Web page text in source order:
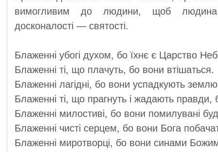
вимогливим до людини, щоб людина
досконалості — святості.
Блаженні убогі духом, бо їхнє є Царство
Блаженні ті, що плачуть, бо вони втішаться.
Блаженні лагідні, бо вони успадкують
Блаженні ті, що прагнуть і жадають
Блаженні милостиві, бо вони помилувані
Блаженні чисті серцем, бо вони Бога
Блаженні миротворці, бо вони синами